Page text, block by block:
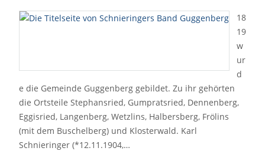
18
19
w
ur
d
e die Gemeinde Guggenberg gebildet. Zu ihr gehörten
die Ortsteile Stephansried, Gumpratsried, Dennenberg,
Eggisried, Langenberg, Wetzlins, Halbersberg, Frölins
(mit dem Buschelberg) und Klosterwald. Karl
Schnieringer (*12.11.1904,…